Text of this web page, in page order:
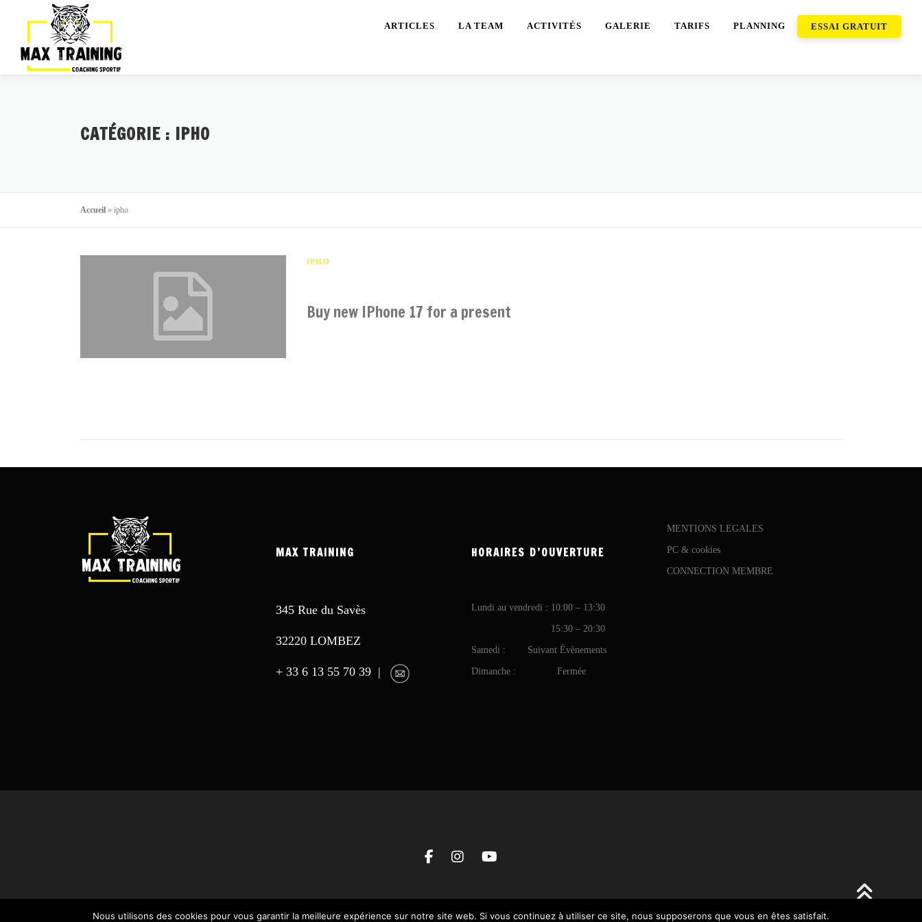
ARTICLES LA TEAM ACTIVITÉS GALERIE TARIFS PLANNING ESSAI GRATUIT
CATÉGORIE : IPHO
Accueil » ipho
IPHO
Buy new IPhone 17 for a present
MAX TRAINING
345 Rue du Savès
32220 LOMBEZ
+ 33 6 13 55 70 39 |
HORAIRES D’OUVERTURE
Lundi au vendredi : 10:00 – 13:30
15:30 – 20:30
Samedi : Suivant Évènements
Dimanche : Fermée
MENTIONS LEGALES
PC & cookies
CONNECTION MEMBRE
Nous utilisons des cookies pour vous garantir la meilleure expérience sur notre site web. Si vous continuez à utiliser ce site, nous supposerons que vous en êtes satisfait.